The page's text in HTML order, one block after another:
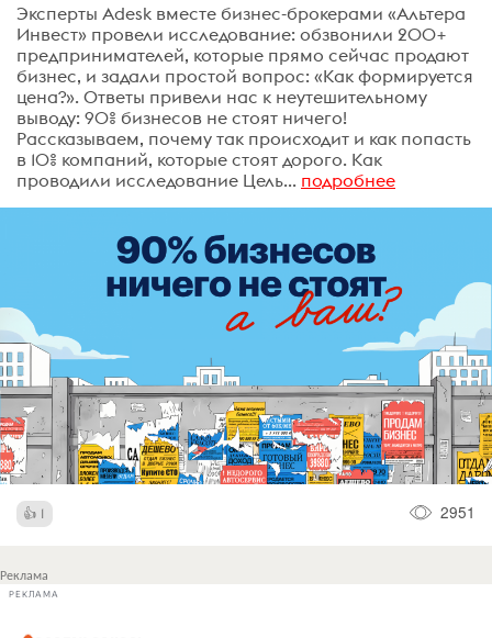
Эксперты Adesk вместе бизнес-брокерами «Альтера
Инвест» провели исследование: обзвонили 200+
предпринимателей, которые прямо сейчас продают
бизнес, и задали простой вопрос: «Как формируется
цена?». Ответы привели нас к неутешительному
выводу: 90% бизнесов не стоят ничего!
Рассказываем, почему так происходит и как попасть
в 10% компаний, которые стоят дорого. Как
проводили исследование Цель... подробнее
1 2951
Реклама
РЕКЛАМА